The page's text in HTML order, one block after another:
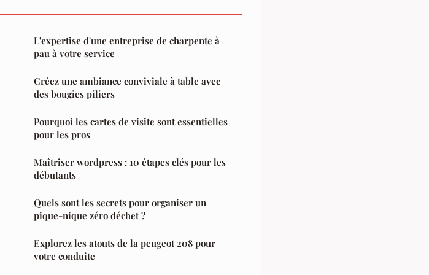
L'expertise d'une entreprise de charpente à
pau à votre service
Créez une ambiance conviviale à table avec
des bougies piliers
Pourquoi les cartes de visite sont essentielles
pour les pros
Maîtriser wordpress : 10 étapes clés pour les
débutants
Quels sont les secrets pour organiser un
pique-nique zéro déchet ?
Explorez les atouts de la peugeot 208 pour
votre conduite